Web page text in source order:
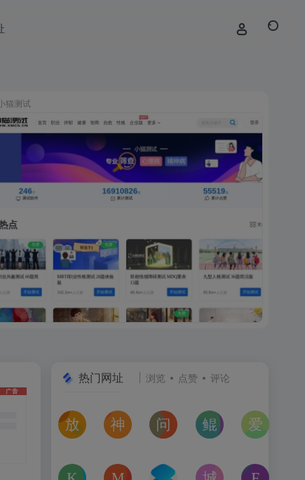
猫测试
热门网址 浏览 点赞 评论
放屁音乐网
在线免费下载全网MP3付费歌曲
神仙代售
神仙代售，专注于游戏账号交易平台多年
问卷星
免费使用问卷星创建问卷调查
鲲Galgame论坛
一个专注于二次元
kagurafan MCBBS 转换云 城市交通健康榜